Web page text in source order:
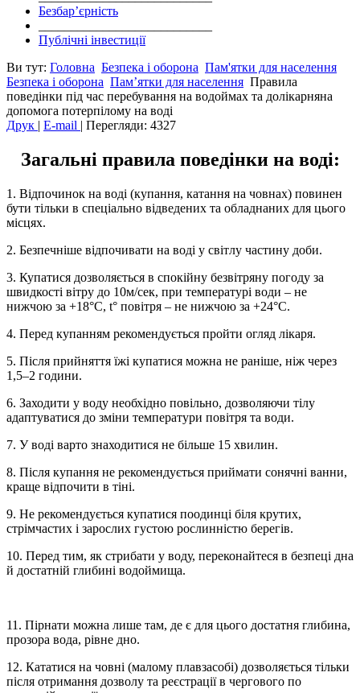
Безбар’єрність
Публічні інвестиції
Ви тут: Головна Безпека і оборона Пам'ятки для населення
Безпека і оборона Пам’ятки для населення Правила
поведінки під час перебування на водоймах та долікарняна
допомога потерпілому на воді
Друк | E-mail | Перегляди: 4327
Загальні правила поведінки на воді:
1. Відпочинок на воді (купання, катання на човнах) повинен
бути тільки в спеціально відведених та обладнаних для цього
місцях.
2. Безпечніше відпочивати на воді у світлу частину доби.
3. Купатися дозволяється в спокійну безвітряну погоду за
швидкості вітру до 10м/сек, при температурі води – не
нижчою за +18°С, t° повітря – не нижчою за +24°С.
4. Перед купанням рекомендується пройти огляд лікаря.
5. Після прийняття їжі купатися можна не раніше, ніж через
1,5–2 години.
6. Заходити у воду необхідно повільно, дозволяючи тілу
адаптуватися до зміни температури повітря та води.
7. У воді варто знаходитися не більше 15 хвилин.
8. Після купання не рекомендується приймати сонячні ванни,
краще відпочити в тіні.
9. Не рекомендується купатися поодинці біля крутих,
стрімчастих і зарослих густою рослинністю берегів.
10. Перед тим, як стрибати у воду, переконайтеся в безпеці дна
й достатній глибині водоймища.
11. Пірнати можна лише там, де є для цього достатня глибина,
прозора вода, рівне дно.
12. Кататися на човні (малому плавзасобі) дозволяється тільки
після отримання дозволу та реєстрації в чергового по